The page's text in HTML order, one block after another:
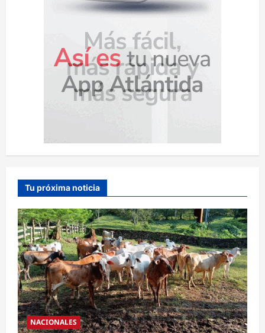
Tu próxima noticia
NACIONALES